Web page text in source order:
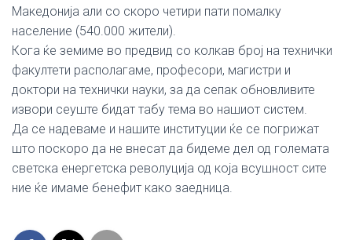
Македонија али со скоро четири пати помалку
население (540.000 жители).
Кога ќе земиме во предвид со колкав број на технички
факултети располагаме, професори, магистри и
доктори на технички науки, за да сепак обновливите
извори сеуште бидат табу тема во нашиот систем.
Да се надеваме и нашите институции ќе се погрижат
што поскоро да не внесат да бидеме дел од големата
светска енергетска револуција од која всушност сите
ние ќе имаме бенефит како заедница.